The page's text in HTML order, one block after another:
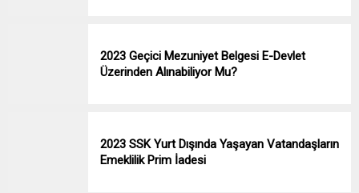
2023 Geçici Mezuniyet Belgesi E-Devlet
Üzerinden Alınabiliyor Mu?
2023 SSK Yurt Dışında Yaşayan Vatandaşların
Emeklilik Prim İadesi